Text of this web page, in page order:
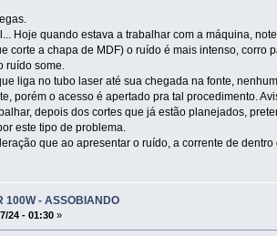
Hoje quando estava a trabalhar com a máquina,
corte a chapa de MDF) o ruído é mais intenso,
ruído some.
liga no tubo laser até sua chegada na fonte,
porém o acesso é apertado pra tal procedimento.
depois dos cortes que já estão planejados,
este tipo de problema.
que ao apresentar o ruído, a corrente de
100W - ASSOBIANDO
24 - 01:30»